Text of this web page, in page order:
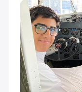
26,000
26,000
26,000
26,000
26,000
26,000